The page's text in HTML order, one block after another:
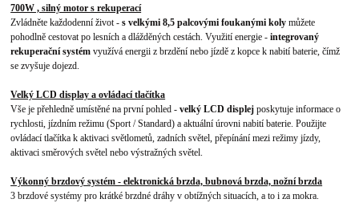
700W , silný motor s rekuperací
Zvládněte každodenní život -s velkými 8,5 palcovými foukanými koly můžete
pohodlně cestovat po lesních a dlážděných cestách. Využití energie - integrovaný
rekuperační systémvyužívá energii z brzdění nebo jízdě z kopce k nabití baterie, čímž
se zvyšuje dojezd.
Velký LCD display a ovládací tlačítka
Vše je přehledně umístěné na první pohled -velký LCD displejposkytuje informace o
rychlosti, jízdním režimu (Sport / Standard) a aktuální úrovni nabití baterie. Použijte
ovládací tlačítka k aktivaci světlometů, zadních světel, přepínání mezi režimy jízdy,
aktivaci směrových světel nebo výstražných světel.
Výkonný brzdový systém - elektronická brzda, bubnová brzda, nožní brzda
3 brzdové systémy pro krátké brzdné dráhy v obtížných situacích, a to i za mokra.